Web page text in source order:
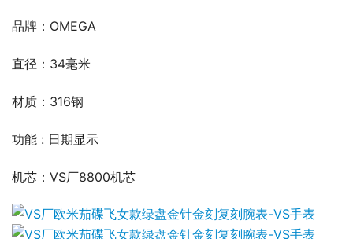
品牌：OMEGA
直径：34毫米
材质：316钢
功能 : 日期显示
机芯：VS厂8800机芯